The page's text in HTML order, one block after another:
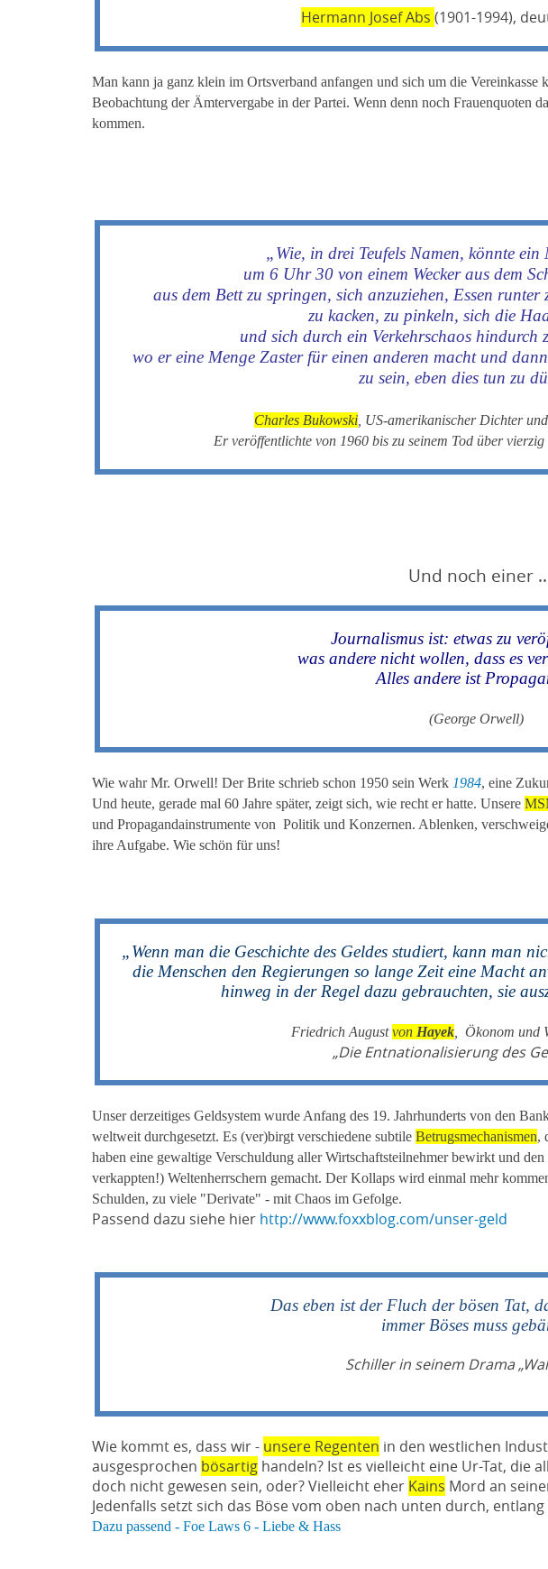
Hermann Josef Abs (1901-1994),
Man kann ja ganz klein im Ortsverband anfangen und sich um die Vereinkasse
Beobachtung der Ämtervergabe in der Partei. Wenn denn noch Frauenquoten
kommen.
„Wie, in drei Teufels Namen, könnte ein
um 6 Uhr 30 von einem Wecker aus dem
aus dem Bett zu springen, sich anzuziehen, Essen
zu kacken, zu pinkeln, sich die
und sich durch ein Verkehrschaos hindurch
wo er eine Menge Zaster für einen anderen macht und
zu sein, eben dies tun zu
Charles Bukowski , US-amerikanischer Dichter
Er veröffentlichte von 1960 bis zu seinem Tod über
Und noch einer
Journalismus ist: etwas zu
was andere nicht wollen, dass es
Alles andere ist
(George Orwell)
Wie wahr Mr. Orwell! Der Brite schrieb schon 1950 sein Werk 1984, eine
Und heute, gerade mal 60 Jahre später, zeigt sich, wie recht er hatte. Unsere
und Propagandainstrumente von Politik und Konzernen. Ablenken,
ihre Aufgabe. Wie schön für uns!
„Wenn man die Geschichte des Geldes studiert, kann man
die Menschen den Regierungen so lange Zeit eine Macht
hinweg in der Regel dazu gebrauchten, sie
Friedrich Augustvon Hayek , Ökonom und
„Die Entnationalisierung des
Unser derzeitiges Geldsystem wurde Anfang des 19. Jahrhunderts von den
weltweit durchgesetzt. Es (ver)birgt verschiedene subtile Betrugsmechanismen,
haben eine gewaltige Verschuldung aller Wirtschaftsteilnehmer bewirkt und
verkappten!) Weltenherrschern gemacht. Der Kollaps wird einmal mehr
Schulden, zu viele "Derivate" - mit Chaos im Gefolge.
Passend dazu siehe hier http://www.foxxblog.com/unser-geld
Das eben ist der Fluch der bösen Tat,
immer Böses muss
Schiller in seinem Drama
Wie kommt es, dass wir - unsere Regenten in den westlichen
ausgesprochen bösartig handeln? Ist es vielleicht eine Ur-Tat, die
doch nicht gewesen sein, oder? Vielleicht eher Kains Mord an
Jedenfalls setzt sich das Böse vom oben nach unten durch,
Dazu passend - Foe Laws 6 - Liebe & Hass